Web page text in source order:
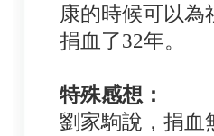
康的時候可以為
捐血了32年。
特殊感想：
劉家駒說，捐血